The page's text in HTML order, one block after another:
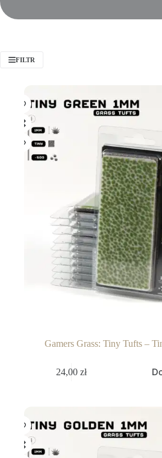
FILTR
Gamers Grass: Tiny Tufts –
24,00zł